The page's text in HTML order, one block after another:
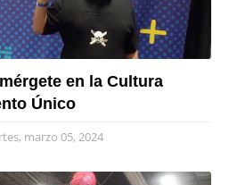
en la Cultura
Único
marzo 05, 2024